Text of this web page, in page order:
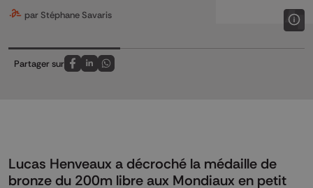
par Stéphane Savaris
Partager sur
Partagez sur FaceBook
Partagez sur LinkedIn
Partagez sur Whatsapp
Lucas Henveaux a décroché la médaille de
bronze du 200m libre aux Mondiaux en petit